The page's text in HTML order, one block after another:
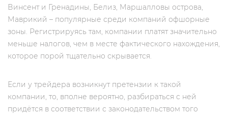
Винсент и Гренадины, Белиз, Маршалловы острова,
Маврикий – популярные среди компаний офшорные
зоны. Регистрируясь там, компании платят значительно
меньше налогов, чем в месте фактического нахождения,
которое порой тщательно скрывается.
Если у трейдера возникнут претензии к такой
компании, то, вполне вероятно, разбираться с ней
придётся в соответствии с законодательством того